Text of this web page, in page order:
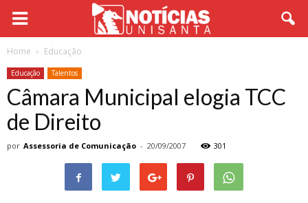
Home Educação
Educação Talentos
Câmara Municipal elogia TCC
de Direito
por Assessoria de Comunicação - 20/09/2007 301